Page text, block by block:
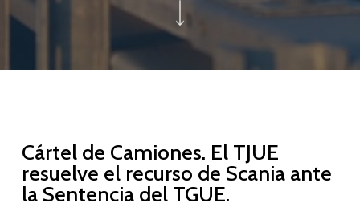
Cártel de Camiones. El TJUE
resuelve el recurso de Scania ante
la Sentencia del TGUE.